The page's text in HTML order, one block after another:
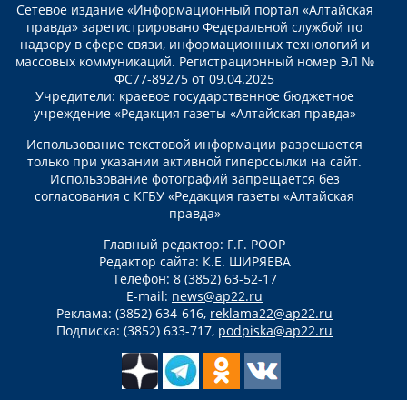
Сетевое издание «Информационный портал «Алтайская
правда» зарегистрировано Федеральной службой по
надзору в сфере связи, информационных технологий и
массовых коммуникаций. Регистрационный номер ЭЛ №
ФС77-89275 от 09.04.2025
Учредители: краевое государственное бюджетное
учреждение «Редакция газеты «Алтайская правда»
Использование текстовой информации разрешается
только при указании активной гиперссылки на сайт.
Использование фотографий запрещается без
согласования с КГБУ «Редакция газеты «Алтайская
правда»
Главный редактор: Г.Г. РООР
Редактор сайта: К.Е. ШИРЯЕВА
Телефон: 8 (3852) 63-52-17
E-mail: news@ap22.ru
Реклама: (3852) 634-616, reklama22@ap22.ru
Подписка: (3852) 633-717, podpiska@ap22.ru